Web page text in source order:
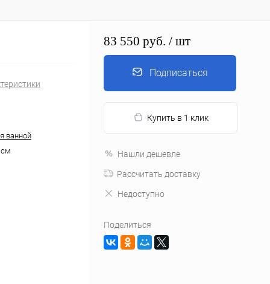
ванной
см
83 550 руб. / шт
Подписаться
Купить в 1 клик
Нашли дешевле
Рассчитать доставку
Недоступно
Поделиться